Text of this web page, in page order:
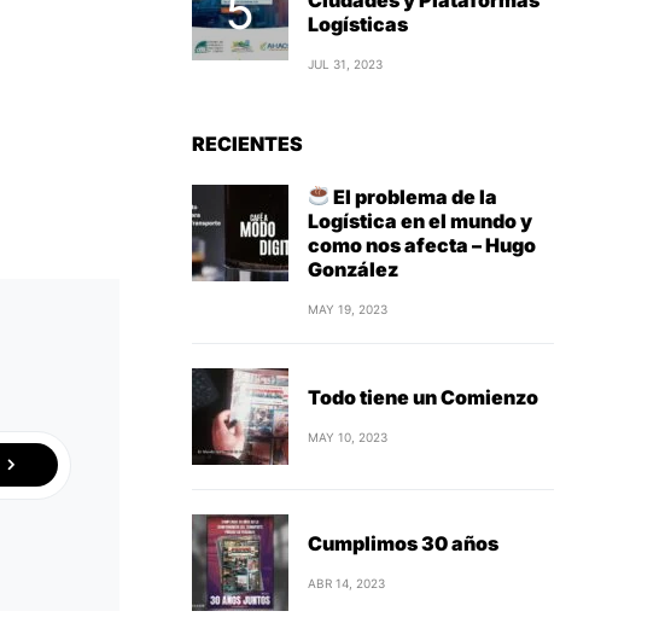
Logísticas
JUL 31, 2023
RECIENTES
El problema de la
Logística en el mundo y
como nos afecta – Hugo
González
MAY 19, 2023
Todo tiene un Comienzo
MAY 10, 2023
Cumplimos 30 años
ABR 14, 2023